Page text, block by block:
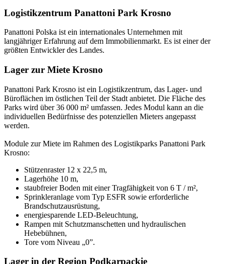
Logistikzentrum Panattoni Park Krosno
Panattoni Polska ist ein internationales Unternehmen mit
langjähriger Erfahrung auf dem Immobilienmarkt. Es ist einer der
größten Entwickler des Landes.
Lager zur Miete Krosno
Panattoni Park Krosno ist ein Logistikzentrum, das Lager- und
Büroflächen im östlichen Teil der Stadt anbietet. Die Fläche des
Parks wird über 36 000 m² umfassen. Jedes Modul kann an die
individuellen Bedürfnisse des potenziellen Mieters angepasst
werden.
Module zur Miete im Rahmen des Logistikparks Panattoni Park
Krosno:
Stützenraster 12 x 22,5 m,
Lagerhöhe 10 m,
staubfreier Boden mit einer Tragfähigkeit von 6 T / m²,
Sprinkleranlage vom Typ ESFR sowie erforderliche
Brandschutzausrüstung,
energiesparende LED-Beleuchtung,
Rampen mit Schutzmanschetten und hydraulischen
Hebebühnen,
Tore vom Niveau „0”.
Lager in der Region Podkarpackie